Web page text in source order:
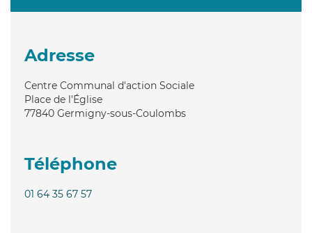
Adresse
Centre Communal d'action Sociale
Place de l'Église
77840 Germigny-sous-Coulombs
Téléphone
01 64 35 67 57